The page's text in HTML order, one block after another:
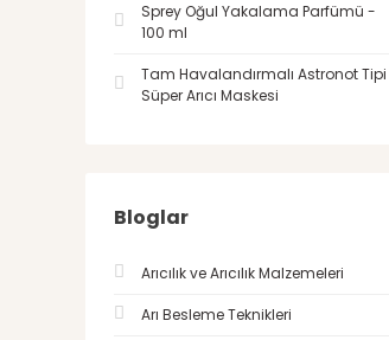
Sprey Oğul Yakalama Parfümü -
100 ml
Tam Havalandırmalı Astronot Tipi
Süper Arıcı Maskesi
Bloglar
Arıcılık ve Arıcılık Malzemeleri
Arı Besleme Teknikleri